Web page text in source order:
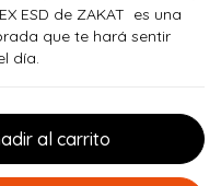
ESD de ZAKAT es una
que te hará sentir
día.
al carrito